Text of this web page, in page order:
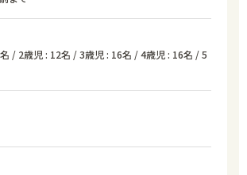
/ 2歳児 : 12名 / 3歳児 : 16名 / 4歳児 : 16名 / 5